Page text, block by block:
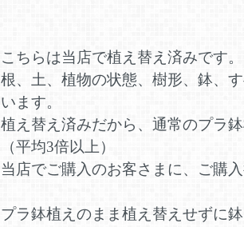
こちらは当店で植え替え済みです。
根、土、植物の状態、樹形、鉢、
います。
植え替え済みだから、通常のプラ
（平均3倍以上）
当店でご購入のお客さまに、ご購
プラ鉢植えのまま植え替えせずに